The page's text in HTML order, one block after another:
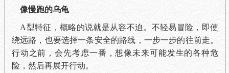
像慢跑的乌龟
A型特征，概略的说就是从容不迫。不轻易冒险，即使
绕远路，也要选择一条安全的路线，一步一步的往前走。
行动之前，会先考虑一番，想像未来可能发生的各种危
险，然后再展开行动。